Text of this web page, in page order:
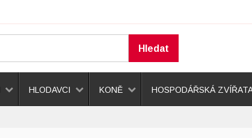
Hledat
HLODAVCI KONĚ HOSPODÁŘSKÁ